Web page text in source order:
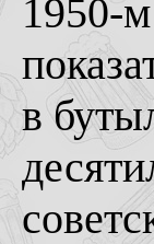
1950-
в